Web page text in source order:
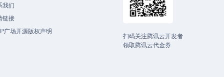
我们
链接
广场开源版权声明
扫码关注腾讯云开发者
领取腾讯云代金券